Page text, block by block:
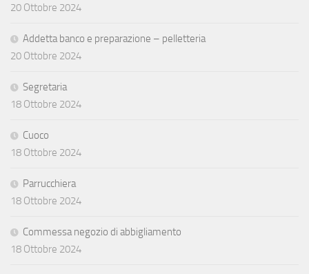
20 Ottobre 2024
Addetta banco e preparazione – pelletteria
20 Ottobre 2024
Segretaria
18 Ottobre 2024
Cuoco
18 Ottobre 2024
Parrucchiera
18 Ottobre 2024
Commessa negozio di abbigliamento
18 Ottobre 2024